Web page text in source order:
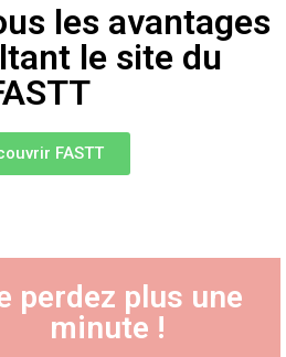
les avantages
le site du
FASTT
perdez plus une
minute !